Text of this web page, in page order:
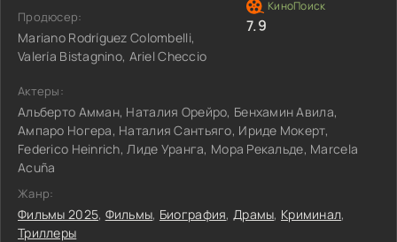
Продюсер:
Mariano Rodríguez Colombelli,
Valería Bistagnino, Ariel Checcio
7.9
Актеры:
Альберто Амман, Наталия Орейро, Бенхамин Авила,
Ампаро Ногера, Наталия Сантьяго, Ириде Мокерт,
Federico Heinrich, Лиде Уранга, Мора Рекальде, Marcela
Acuña
Жанр:
Фильмы 2025, Фильмы, Биография, Драмы, Криминал,
Триллеры